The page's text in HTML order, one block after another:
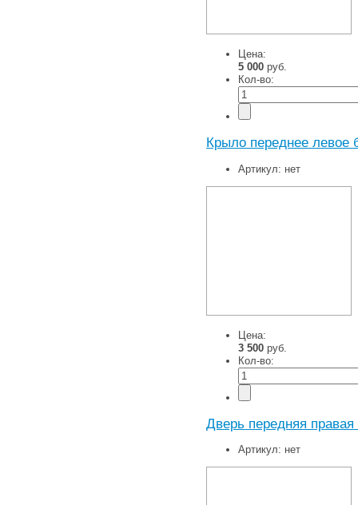
Цена:
5 000 руб.
Кол-во:
Крыло переднее левое
Артикул: нет
Цена:
3 500 руб.
Кол-во:
Дверь передняя
Артикул: нет